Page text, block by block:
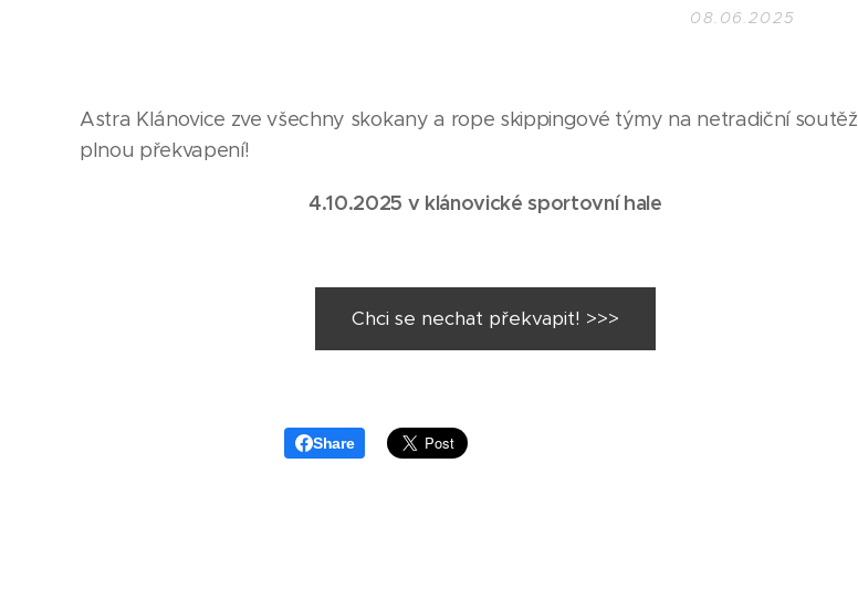
08.06.2025
Astra Klánovice zve všechny skokany a rope skippingové týmy na netradiční soutěž
plnou překvapení!
4.10.2025 v klánovické sportovní hale
Chci se nechat překvapit! >>>
Share